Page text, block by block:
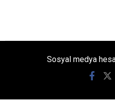
Sosyal medya